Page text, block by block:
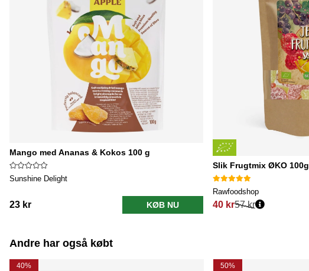
Mango med Ananas & Kokos 100 g
Sunshine Delight
23 kr KØB NU
Slik Frugtmix ØKO 100g
Rawfoodshop
40 kr
Normalpris:
57 kr
Andre har også købt
40% 50%